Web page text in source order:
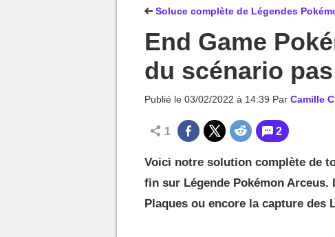
Soluce complète de Légendes
End Game
du scénario
Publié le 03/02/2022 à 14:39 Par Camille
1 2
Voici notre solution complète de
fin sur Légende Pokémon
Plaques ou encore la capture des